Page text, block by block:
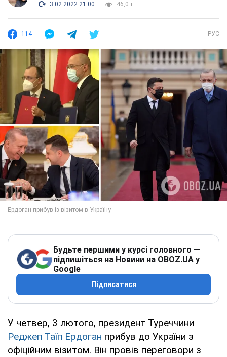
3.02.2022 21:00
46,0 т.
114 РУС
Будьте першими у курсі головного —
підпишіться на Новини на OBOZ.UA у
Google
Підписатися
У четвер, 3 лютого, президент Туреччини
Реджеп Таїп Ердоган прибув до України з
офіційним візитом. Він провів переговори з